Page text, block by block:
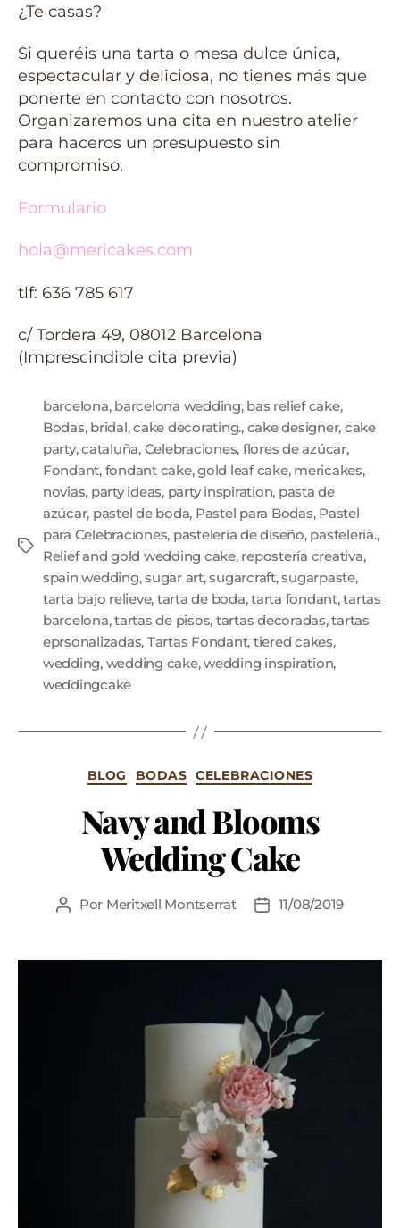
¿Te casas?
Si queréis una tarta o mesa dulce única,
espectacular y deliciosa, no tienes más que
ponerte en contacto con nosotros.
Organizaremos una cita en nuestro atelier
para haceros un presupuesto sin
compromiso.
Formulario
hola@mericakes.com
tlf: 636 785 617
c/ Tordera 49, 08012 Barcelona
(Imprescindible cita previa)
barcelona, barcelona wedding, bas relief cake,
Bodas, bridal,cake decorating., cake designer, cake
party,cataluña, Celebraciones, flores de azúcar,
Fondant, fondant cake,gold leaf cake, mericakes,
novias, party ideas, party inspiration, pasta de
azúcar, pastel de boda, Pastel para Bodas, Pastel
para Celebraciones, pastelería de diseño, pastelería.,
Relief and gold wedding cake, repostería creativa,
spain wedding,sugar art,sugarcraft,sugarpaste,
tarta bajo relieve, tarta de boda,tarta fondant,tartas
barcelona,tartas de pisos, tartas decoradas,tartas
eprsonalizadas, Tartas Fondant, tiered cakes,
wedding, wedding cake,wedding inspiration,
weddingcake
BLOG BODAS CELEBRACIONES
Navy and Blooms
Wedding Cake
Por Meritxell Montserrat 11/08/2019